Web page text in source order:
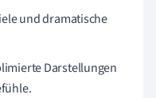
und dramatische
Darstellungen